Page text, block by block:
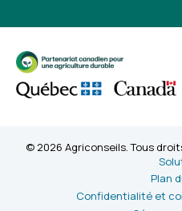
© 2026 Agriconseils. Tous
Plan
Confidentialité et